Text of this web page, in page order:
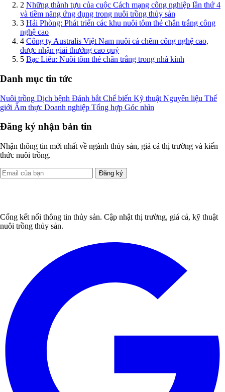
Dự án “Phát triển quy trình sản xuất giống tôm sú (Penaeus monodon)
theo công nghệ Biofloc tại tỉnh...
← Mới hơnCũ hơn →
Trang1/5·113bài
1 Cả nước sẽ có 10 khu nông nghiệp ứng dụng công nghệ cao
và tiềm năng ứng dụng trong nuôi trồng thủy sản
nghệ cao
4 Công ty Australis Việt Nam nuôi cá chẽm công nghệ cao,
5 Bạc Liêu: Nuôi tôm thẻ chân trắng trong nhà kính
Nuôi trồng Dịch bệnh Đánh bắt Chế biến Kỹ thuật Nguyên liệu
Thế
giớiẨm thựcDoanh nghiệpTổng hợpGóc nhìn
Nhận thông tin mới nhất về ngành thủy sản, giá cả thị trường và kiến
thức nuôi trồng.
Đăng ký
Cổng kết nối thông tin thủy sản. Cập nhật thị trường, giá cả, kỹ thuật
nuôi trồng thủy sản.